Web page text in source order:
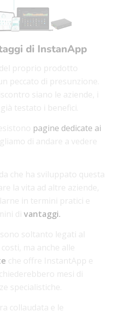
di InstanApp
proprio prodotto
peccato di presunzione.
siano le aziende, i
testato i benefici.
pagine dedicate ai
di andare a vedere
che ha sviluppato questa
la vita ad altre aziende,
in termini pratici e
divantaggi.
soltanto legati al
ma anche alle
che offre InstantApp e
mesi di
specialistiche.
collaudata e le